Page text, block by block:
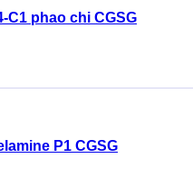
C1 phao chi CGSG
P1 CGSG